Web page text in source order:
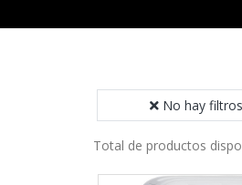
No hay filtros
Total de productos